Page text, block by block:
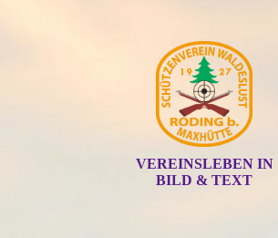
VEREINSLEBEN IN
BILD & TEXT